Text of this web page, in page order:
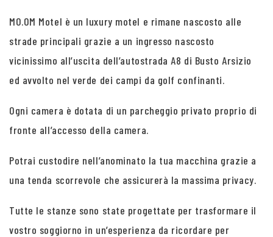
MO.OM Motel è un luxury motel e rimane nascosto alle
strade principali grazie a un ingresso nascosto
vicinissimo all’uscita dell’autostrada A8 di Busto Arsizio
ed avvolto nel verde dei campi da golf confinanti.
Ogni camera è dotata di un parcheggio privato proprio di
fronte all’accesso della camera.
Potrai custodire nell’anominato la tua macchina grazie a
una tenda scorrevole che assicurerà la massima privacy.
Tutte le stanze sono state progettate per trasformare il
vostro soggiorno in un’esperienza da ricordare per